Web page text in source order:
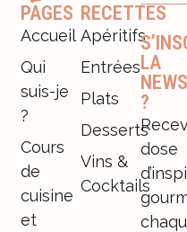
PAGES
Accueil
Qui
suis-je
?
Cours
de
cuisine
et
RECETTES
Apéritifs
Entrées
Plats
Desserts
Vins &
Cocktails
LA
?
dose